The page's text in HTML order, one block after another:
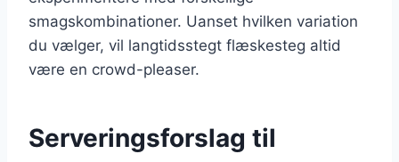
smagskombinationer. Uanset hvilken variation
du vælger, vil langtidsstegt flæskesteg altid
være en crowd-pleaser.
Serveringsforslag til